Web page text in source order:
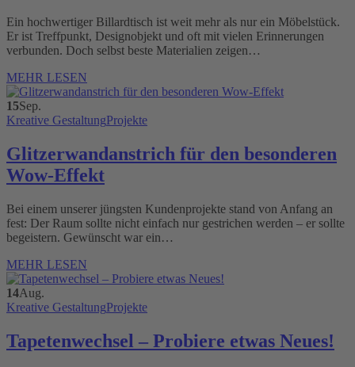
Ein hochwertiger Billardtisch ist weit mehr als nur ein Möbelstück.
Er ist Treffpunkt, Designobjekt und oft mit vielen Erinnerungen
verbunden. Doch selbst beste Materialien zeigen…
MEHR LESEN
15Sep.
Kreative GestaltungProjekte
Glitzerwandanstrich für den besonderen
Wow-Effekt
Bei einem unserer jüngsten Kundenprojekte stand von Anfang an
fest: Der Raum sollte nicht einfach nur gestrichen werden – er sollte
begeistern. Gewünscht war ein…
MEHR LESEN
14Aug.
Kreative GestaltungProjekte
Tapetenwechsel – Probiere etwas Neues!